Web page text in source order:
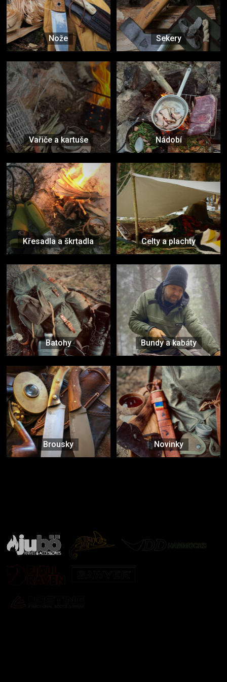
Nože Sekery
Vařiče a kartuše Nádobí
Křesadla a škrtadla Celty a plachty
Batohy Bundy a kabáty
Brousky Novinky